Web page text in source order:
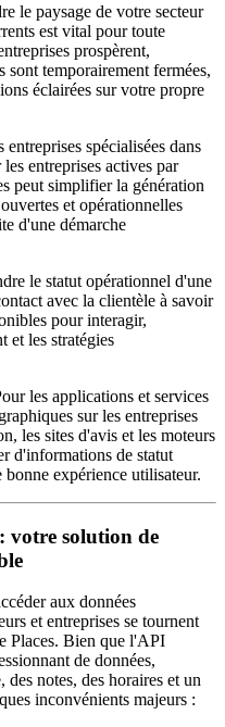
le paysage de votre secteur
est vital pour toute
prospèrent,
sont temporairement fermées,
éclairées sur votre propre
entreprises spécialisées dans
entreprises actives par
peut simplifier la génération
et opérationnelles
d'une démarche
le statut opérationnel d'une
avec la clientèle à savoir
pour interagir,
et les stratégies
les applications et services
sur les entreprises
les sites d'avis et les moteurs
d'informations de statut
expérience utilisateur.
votre solution de
aux données
et entreprises se tournent
Places. Bien que l'API
de données,
notes, des horaires et un
inconvénients majeurs :